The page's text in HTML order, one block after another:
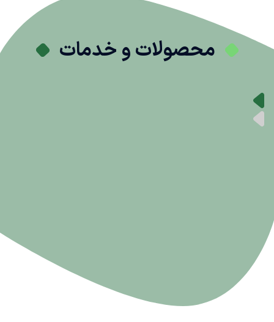
محصولات و خدمات